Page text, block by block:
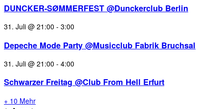
DUNCKER-SØMMERFEST @Dunckerclub Berlin
31. Juli @ 21:00 - 3:00
Depeche Mode Party @Musicclub Fabrik Bruchsal
31. Juli @ 21:00 - 4:00
Schwarzer Freitag @Club From Hell Erfurt
+ 10 Mehr